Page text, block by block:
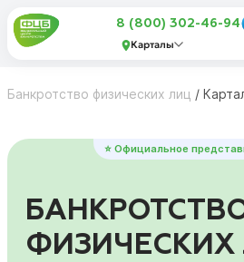
8 (800) 302-46-94
Карталы
Банкротство физических лиц /
⭐ Официальное
ФИЗИЧЕСКИХ